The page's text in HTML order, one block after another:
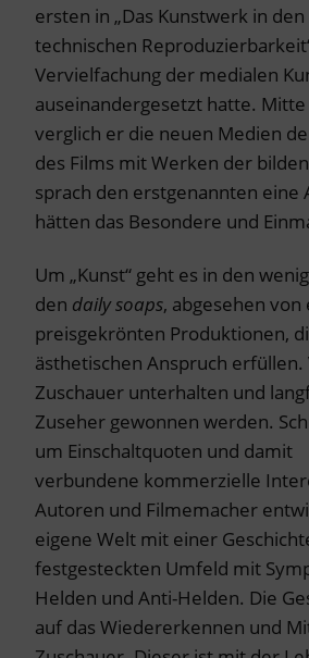
ersten in „Das Kunstwerk in
technischen
Vervielfachung der medialen
auseinandergesetzt hatte.
verglich er die neuen Medien
des Films mit Werken der
sprach den erstgenannten eine
hätten das Besondere und
Um „Kunst“ geht es in den
den daily soaps, abgesehen von
preisgekrönten Produktionen,
ästhetischen Anspruch
Zuschauer unterhalten und
Zuseher gewonnen werden.
um Einschaltquoten und damit
verbundene kommerzielle
Autoren und Filmemacher
eigene Welt mit einer
festgesteckten Umfeld mit
Helden und Anti-Helden. Die
auf das Wiedererkennen und